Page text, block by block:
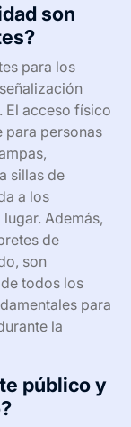
son
para los
El acceso físico
para personas
sillas de
a los
Además,
de
son
todos los
para
la
público y